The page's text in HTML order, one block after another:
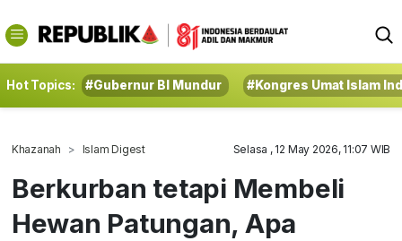
Hot Topics: #Gubernur BI Mundur #Kongres Umat Islam
Khazanah Islam Digest Selasa , 12 May 2026, 11:07 WIB
Berkurban tetapi Membeli
Hewan Patungan, Apa